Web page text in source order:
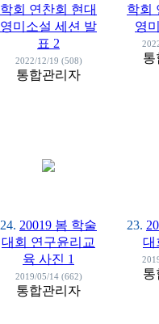
학회 연찬회 현대
영미소설 세션 발
표 2
2022/12/19 (508)
통합관리자
학회
영
통
24. 20019 봄 학술
대회 연구윤리교
육 사진 1
2019/05/14 (662)
통합관리자
23.
대
통